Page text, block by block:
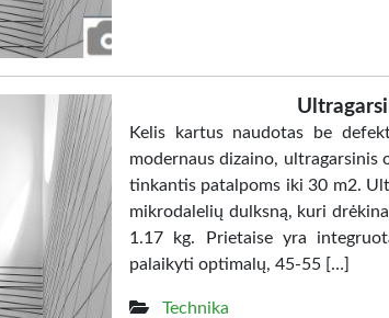
Kelis kartus naudotas be
modernaus dizaino, ultragarsinis
tinkantis patalpoms iki 30 m2.
mikrodalelių dulksną, kuri
1.17 kg. Prietaise yra
palaikyti optimalų, 45-55 […]
Technika